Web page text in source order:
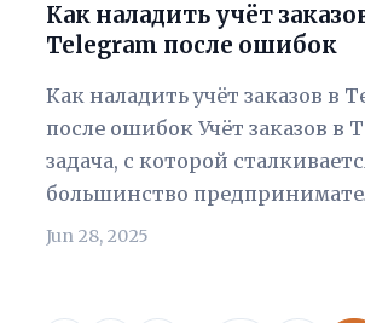
Как наладить учёт
Telegram после ошибок
Как наладить учёт заказов в
после ошибок Учёт заказов в
задача, с которой
большинство
Jun 28, 2025